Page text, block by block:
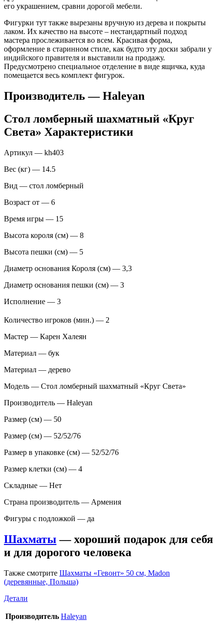
его украшением, сравни дорогой мебели.
Фигурки тут также вырезаны вручную из дерева и покрыты
лаком. Их качество на высоте – нестандартный подход
мастера прослеживается во всем. Красивая форма,
оформление в старинном стиле, как будто эту доски забрали у
индийского правителя и выставили на продажу.
Предусмотрено специальное отделение в виде ящичка, куда
помещается весь комплект фигурок.
Производитель — Haleyan
Стол ломберный шахматный «Круг
Света» Характеристики
Артикул — kh403
Вес (кг) — 14.5
Вид — стол ломберный
Возраст от — 6
Время игры — 15
Высота короля (см) — 8
Высота пешки (см) — 5
Диаметр основания Короля (см) — 3,3
Диаметр основания пешки (см) — 3
Исполнение — 3
Количество игроков (мин.) — 2
Мастер — Карен Халеян
Материал — бук
Материал — дерево
Модель — Стол ломберный шахматный «Круг Света»
Производитель — Haleyan
Размер (см) — 50
Размер (см) — 52/52/76
Размер в упаковке (см) — 52/52/76
Размер клетки (см) — 4
Складные — Нет
Страна производитель — Армения
Фигуры с подложкой — да
Шахматы — хороший подарок для себя
и для дорогого человека
Также смотрите Шахматы «Гевонт» 50 см, Madon
(деревянные, Польша)
Детали
Производитель Haleyan